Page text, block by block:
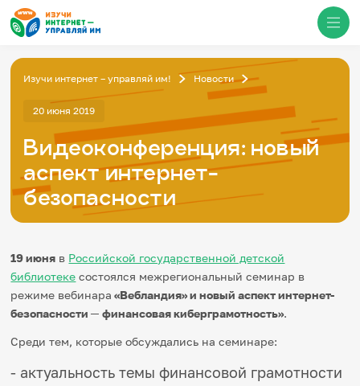
Медиацентр
О проекте
Новости
Фотогалерея
Видео
Инфографики
Презентации
Итоги событий
English
События
Игры и тренажеры
Изучи интернет – управляй им! Новости
20 июня 2019
Видеоконференция: новый
аспект интернет-
безопасности
19 июня в Российской государственной детской
библиотеке состоялся межрегиональный семинар в
режиме вебинара «Вебландия» и новый аспект интернет-
безопасности─финансовая киберграмотность».
Среди тем, которые обсуждались на семинаре:
- актуальность темы финансовой грамотности